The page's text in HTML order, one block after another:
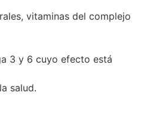
vitaminas del complejo
3 y 6 cuyo efecto está
salud.